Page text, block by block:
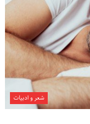
شعر و ادبیات